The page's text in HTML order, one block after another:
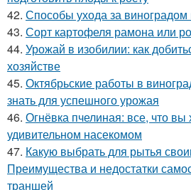
42. Способы ухода за виноградом
43. Сорт картофеля рамона или
44. Урожай в изобилии: как
хозяйстве
45. Октябрьские работы в
знать для успешного урожая
46. Огнёвка пчелиная: все, что вы
удивительном насекомом
47. Какую выбрать для рытья
Преимущества и недостатки
траншей